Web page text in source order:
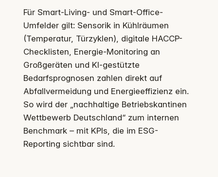
Für Smart-Living- und Smart-Office-
Umfelder gilt: Sensorik in Kühlräumen
(Temperatur, Türzyklen), digitale HACCP-
Checklisten, Energie-Monitoring an
Großgeräten und KI-gestützte
Bedarfsprognosen zahlen direkt auf
Abfallvermeidung und Energieeffizienz ein.
So wird der „nachhaltige Betriebskantinen
Wettbewerb Deutschland“ zum internen
Benchmark – mit KPIs, die im ESG-
Reporting sichtbar sind.